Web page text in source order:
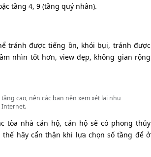
tầng 4, 9 (tầng quý nhân).
tránh được tiếng ồn, khói bụi, tránh được
nhìn tốt hơn, view đẹp, không gian rộng
cao, nên các bạn nên xem xét lại nhu
Internet.
tòa nhà căn hộ, căn hộ sẽ có phong thủy
hãy cẩn thận khi lựa chọn số tầng để ở